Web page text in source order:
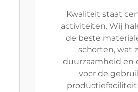
Kwaliteit staat
activiteiten. Wij
de beste
schorten, wat
duurzaamheid en
voor de
productiefaciliteit